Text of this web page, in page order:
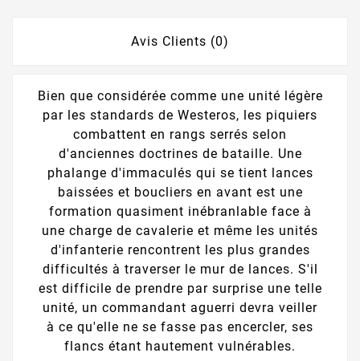
Avis Clients (0)
Bien que considérée comme une unité légère
par les standards de Westeros, les piquiers
combattent en rangs serrés selon
d'anciennes doctrines de bataille. Une
phalange d'immaculés qui se tient lances
baissées et boucliers en avant est une
formation quasiment inébranlable face à
une charge de cavalerie et même les unités
d'infanterie rencontrent les plus grandes
difficultés à traverser le mur de lances. S'il
est difficile de prendre par surprise une telle
unité, un commandant aguerri devra veiller
à ce qu'elle ne se fasse pas encercler, ses
flancs étant hautement vulnérables.